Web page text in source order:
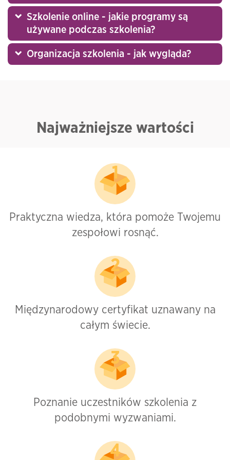
Szkolenie online - jakie programy są
używane podczas szkolenia?
Organizacja szkolenia - jak wygląda?
Najważniejsze wartości
Praktyczna wiedza, która pomoże Twojemu
zespołowi rosnąć.
Międzynarodowy certyfikat uznawany na
całym świecie.
Poznanie uczestników szkolenia z
podobnymi wyzwaniami.